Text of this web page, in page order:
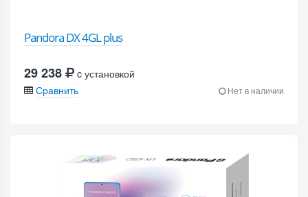
Pandora DX 4GL plus
29 238
c установкой
Сравнить
Нет в наличии